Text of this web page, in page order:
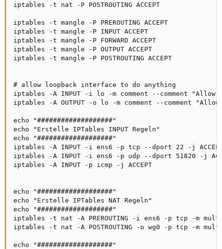
iptables -t nat -P POSTROUTING ACCEPT
iptables -t mangle -P PREROUTING ACCEPT
iptables -t mangle -P INPUT ACCEPT
iptables -t mangle -P FORWARD ACCEPT
iptables -t mangle -P OUTPUT ACCEPT
iptables -t mangle -P POSTROUTING ACCEPT
# allow loopback interface to do anything
iptables -A INPUT -i lo -m comment --comment
iptables -A OUTPUT -o lo -m comment --comment
echo "###################"
echo "Erstelle IPTables INPUT Regeln"
echo "###################"
iptables -A INPUT -i ens6 -p tcp --dport 22 -j
iptables -A INPUT -i ens6 -p udp --dport 51820 -j
iptables -A INPUT -p icmp -j ACCEPT
echo "###################"
echo "Erstelle IPTables NAT Regeln"
echo "###################"
iptables -t nat -A PREROUTING -i ens6 -p tcp -m
iptables -t nat -A POSTROUTING -o wg0 -p tcp -m
echo "###################"